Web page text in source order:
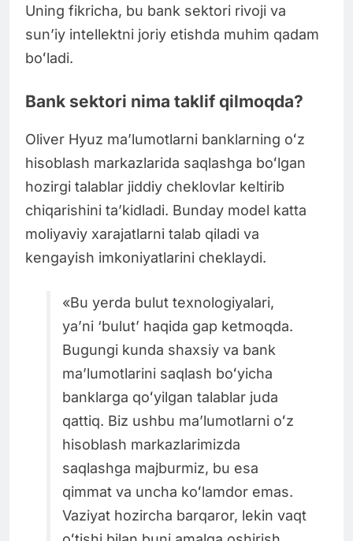
Uning fikricha, bu bank sektori rivoji va
sunʼiy intellektni joriy etishda muhim qadam
boʻladi.
Bank sektori nima taklif qilmoqda?
Oliver Hyuz maʼlumotlarni banklarning oʻz
hisoblash markazlarida saqlashga boʻlgan
hozirgi talablar jiddiy cheklovlar keltirib
chiqarishini taʼkidladi. Bunday model katta
moliyaviy xarajatlarni talab qiladi va
kengayish imkoniyatlarini cheklaydi.
«Bu yerda bulut texnologiyalari,
yaʼni ‘bulut’ haqida gap ketmoqda.
Bugungi kunda shaxsiy va bank
maʼlumotlarini saqlash boʻyicha
banklarga qoʻyilgan talablar juda
qattiq. Biz ushbu maʼlumotlarni oʻz
hisoblash markazlarimizda
saqlashga majburmiz, bu esa
qimmat va uncha koʻlamdor emas.
Vaziyat hozircha barqaror, lekin vaqt